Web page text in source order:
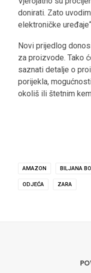
donirati. Zato
elektroničke
Novi prijedlog
za proizvode. Tako
saznati detalje o
porijekla,
okoliš ili štetnim
AMAZON BILJANA
ODJEĆA ZARA